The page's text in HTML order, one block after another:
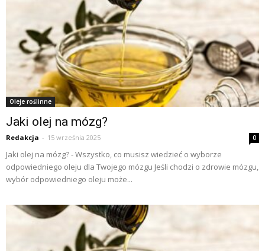
Oleje roślinne
Jaki olej na mózg?
Redakcja - 15 września 2025 0
Jaki olej na mózg? - Wszystko, co musisz wiedzieć o wyborze
odpowiedniego oleju dla Twojego mózgu Jeśli chodzi o zdrowie mózgu,
wybór odpowiedniego oleju może...